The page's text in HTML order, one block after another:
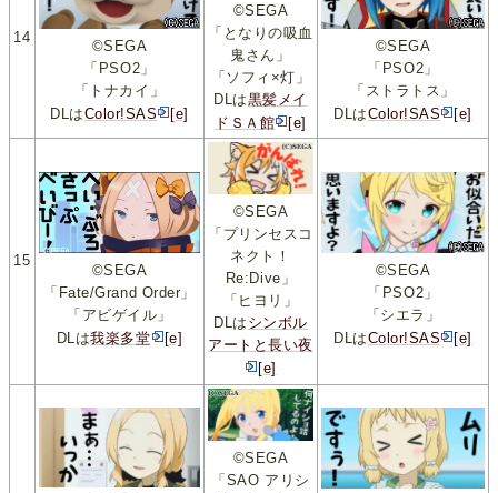
14
©SEGA
「PSO2」
「トナカイ」
DLはColor!SAS [e]
©SEGA
「となりの吸血
鬼さん」
「ソフィ×灯」
DLは黒髪メイ
ドＳＡ館
[e]
©SEGA
「PSO2」
「ストラトス」
DLはColor!SAS [e]
15
©SEGA
「Fate/Grand Order」
「アビゲイル」
DLは我楽多堂 [e]
©SEGA
「プリンセスコ
ネクト！
Re:Dive」
「ヒヨリ」
DLは シンボル
アートと長い夜
[e]
©SEGA
「PSO2」
「シエラ」
DLはColor!SAS [e]
©SEGA
「SAO アリシ